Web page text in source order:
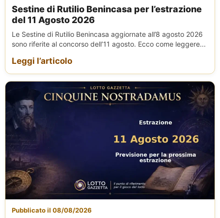
Sestine di Rutilio Benincasa per l’estrazione
del 11 Agosto 2026
Le Sestine di Rutilio Benincasa aggiornate all’8 agosto 2026
sono riferite al concorso dell’11 agosto. Ecco come leggere...
Leggi l’articolo
Pubblicato il 08/08/2026